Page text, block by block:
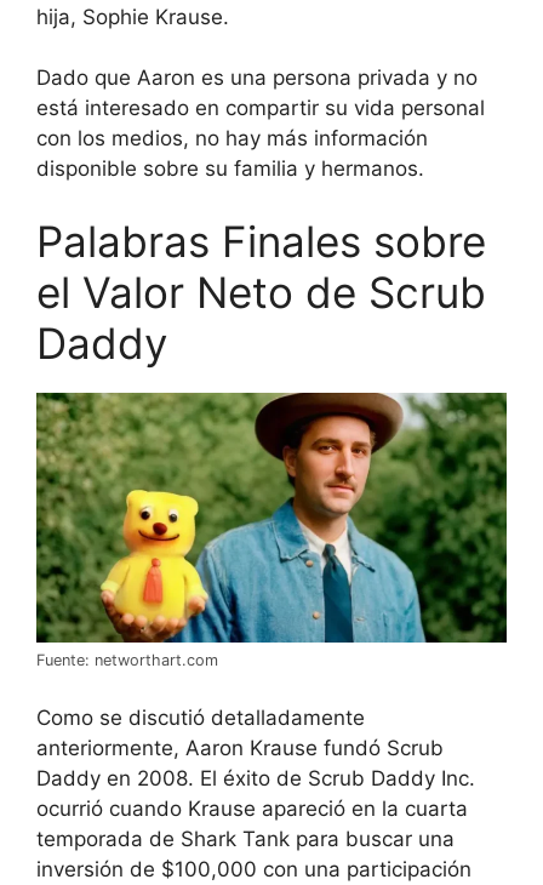
hija, Sophie Krause.
Dado que Aaron es una persona privada y no
está interesado en compartir su vida personal
con los medios, no hay más información
disponible sobre su familia y hermanos.
Palabras Finales sobre
el Valor Neto de Scrub
Daddy
Fuente: networthart.com
Como se discutió detalladamente
anteriormente, Aaron Krause fundó Scrub
Daddy en 2008. El éxito de Scrub Daddy Inc.
ocurrió cuando Krause apareció en la cuarta
temporada de Shark Tank para buscar una
inversión de $100,000 con una participación